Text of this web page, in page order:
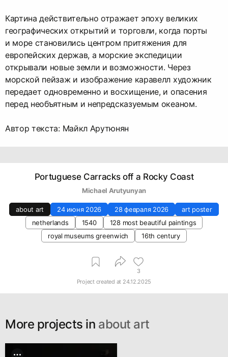
Картина действительно отражает эпоху великих
географических открытий и торговли, когда порты
и море становились центром притяжения для
европейских держав, а морские экспедиции
открывали новые земли и возможности. Через
морской пейзаж и изображение каравелл художник
передает одновременно и восхищение, и опасения
перед необъятным и непредсказуемым океаном.
Автор текста: Майкл Арутюнян
Portuguese Carracks off a Rocky Coast
Michael Arutyunyan
about art 24 июня 2026 28 февраля 2026
art poster
netherlands
1540
128 most beautiful paintings
royal museums greenwich
16th century
3
Project created at 24.12.2025
More projects in about art